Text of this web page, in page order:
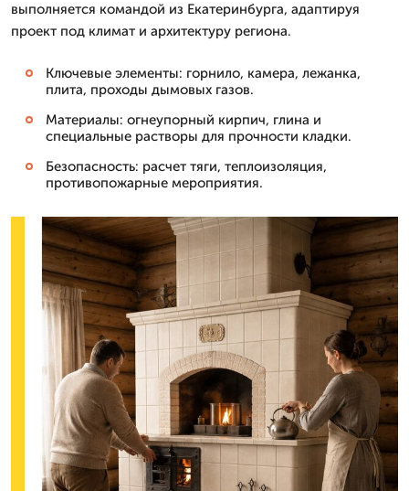
выполняется командой из Екатеринбурга, адаптируя
проект под климат и архитектуру региона.
Ключевые элементы: горнило, камера, лежанка,
плита, проходы дымовых газов.
Материалы: огнеупорный кирпич, глина и
специальные растворы для прочности кладки.
Безопасность: расчет тяги, теплоизоляция,
противопожарные мероприятия.